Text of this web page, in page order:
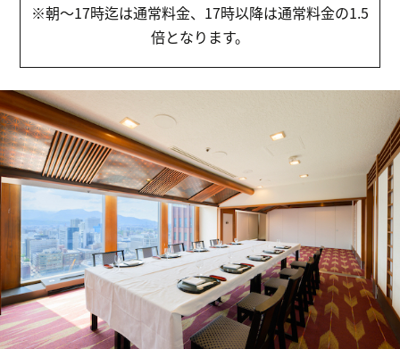
※朝～17時迄は通常料金、17時以降は通常料金の1.5
倍となります。